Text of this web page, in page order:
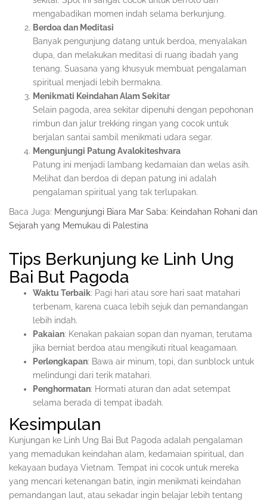
mengabadikan momen indah selama berkunjung.
Berdoa dan Meditasi
Banyak pengunjung datang untuk berdoa, menyalakan
dupa, dan melakukan meditasi di ruang ibadah yang
tenang. Suasana yang khusyuk membuat pengalaman
spiritual menjadi lebih bermakna.
Menikmati Keindahan Alam Sekitar
Selain pagoda, area sekitar dipenuhi dengan pepohonan
rimbun dan jalur trekking ringan yang cocok untuk
berjalan santai sambil menikmati udara segar.
Mengunjungi Patung Avalokiteshvara
Patung ini menjadi lambang kedamaian dan welas asih.
Melihat dan berdoa di depan patung ini adalah
pengalaman spiritual yang tak terlupakan.
Baca Juga: Mengunjungi Biara Mar Saba: Keindahan Rohani dan
Sejarah yang Memukau di Palestina
Tips Berkunjung ke Linh Ung
Bai But Pagoda
Waktu Terbaik: Pagi hari atau sore hari saat matahari
terbenam, karena cuaca lebih sejuk dan pemandangan
lebih indah.
Pakaian: Kenakan pakaian sopan dan nyaman, terutama
jika berniat berdoa atau mengikuti ritual keagamaan.
Perlengkapan: Bawa air minum, topi, dan sunblock untuk
melindungi dari terik matahari.
Penghormatan: Hormati aturan dan adat setempat
selama berada di tempat ibadah.
Kesimpulan
Kunjungan ke Linh Ung Bai But Pagoda adalah pengalaman
yang memadukan keindahan alam, kedamaian spiritual, dan
kekayaan budaya Vietnam. Tempat ini cocok untuk mereka
yang mencari ketenangan batin, ingin menikmati keindahan
pemandangan laut, atau sekadar ingin belajar lebih tentang